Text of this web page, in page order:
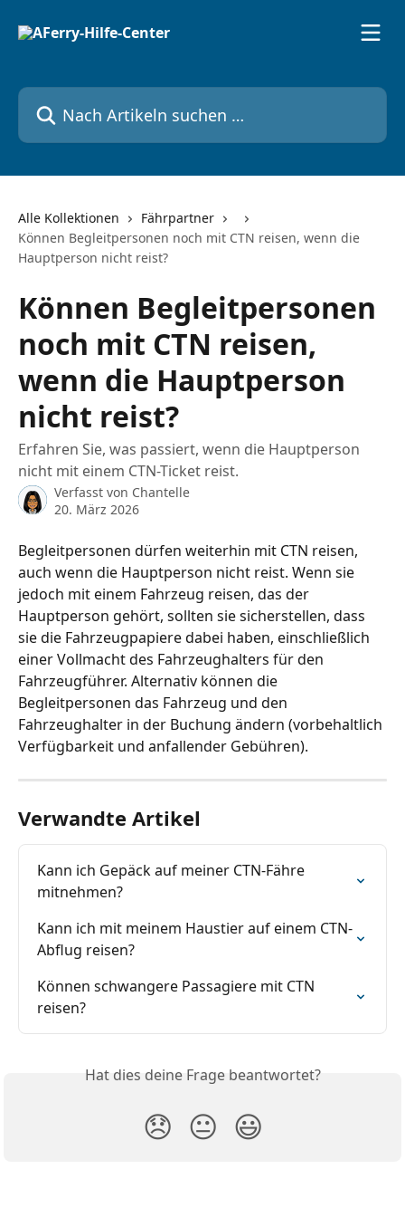
Nach Artikeln suchen …
Alle Kollektionen
Fährpartner
Können Begleitpersonen noch mit CTN reisen, wenn die
Hauptperson nicht reist?
Können Begleitpersonen
noch mit CTN reisen,
wenn die Hauptperson
nicht reist?
Erfahren Sie, was passiert, wenn die Hauptperson
nicht mit einem CTN-Ticket reist.
Verfasst von Chantelle
20. März 2026
Begleitpersonen dürfen weiterhin mit CTN reisen,
auch wenn die Hauptperson nicht reist. Wenn sie
jedoch mit einem Fahrzeug reisen, das der
Hauptperson gehört, sollten sie sicherstellen, dass
sie die Fahrzeugpapiere dabei haben, einschließlich
einer Vollmacht des Fahrzeughalters für den
Fahrzeugführer. Alternativ können die
Begleitpersonen das Fahrzeug und den
Fahrzeughalter in der Buchung ändern (vorbehaltlich
Verfügbarkeit und anfallender Gebühren).
Verwandte Artikel
Kann ich Gepäck auf meiner CTN-Fähre
mitnehmen?
Kann ich mit meinem Haustier auf einem CTN-
Abflug reisen?
Können schwangere Passagiere mit CTN
reisen?
Hat dies deine Frage beantwortet?
😞 😐 😃